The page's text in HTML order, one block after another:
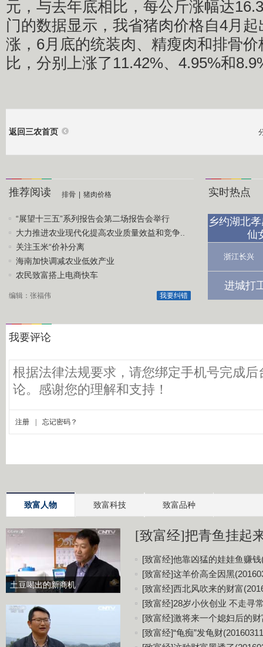
元，与去年底相比，每公斤涨幅达
门的数据显示，我省猪肉价格自4月
涨，6月底的统装肉、精瘦肉和排骨
比，分别上涨了11.42%、4.95%和
返回三农首页
推荐阅读 排骨 猪肉价格
“展望十三五”系列报告会第二场报告会举行
大力推进农业现代化提高农业质量效益和竞争..
关注玉米“价补分离
海南加快调减农业低效产业
农民致富搭上电商快车
我要纠错
编辑：张福伟
实时热点
乡约湖北
仙
浙江长兴
进城打
致富人物 致富科技 致富品种
土豆喝出的新商机
[致富经]把青鱼挂起
[致富经]他靠凶猛的娃娃鱼赚钱
[致富经]这羊价高全因黑
[致富经]西北风吹来的财富
[致富经]28岁小伙创业 不走寻
[致富经]激将来一个媳妇后的
[致富经]“龟痴”发龟财